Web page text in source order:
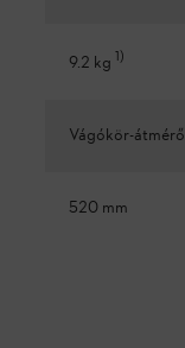
9.2 kg 1)
Vágókör-átmérő
520 mm